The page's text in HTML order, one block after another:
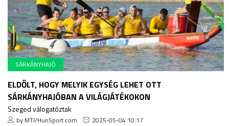
SÁRKÁNYHAJÓ
ELDŐLT, HOGY MELYIK EGYSÉG LEHET OTT
SÁRKÁNYHAJÓBAN A VILÁGJÁTÉKOKON
Szeged válogatóztak
by MTI/HunSport.com 2025-05-04 10:17